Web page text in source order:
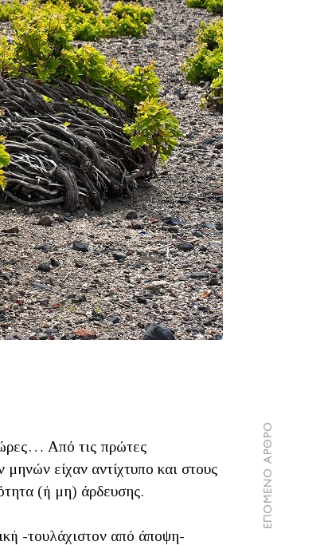
ΕΠΟΜΕΝΟ ΑΡΘΡΟ
ώρες… Από τις πρώτες
μηνών είχαν αντίχτυπο και στους
(ή μη) άρδευσης.
-τουλάχιστον από άποψη-